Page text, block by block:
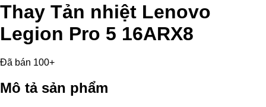
Thay Tản nhiệt Lenovo
Legion Pro 5 16ARX8
Đã bán 100+
Mô tả sản phẩm